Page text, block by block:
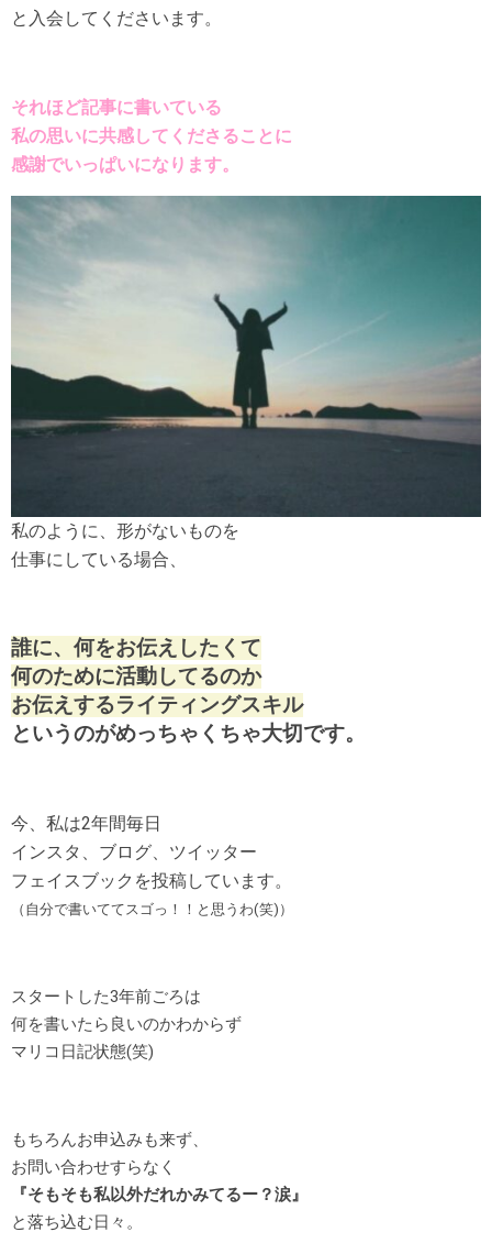
と入会してくださいます。
それほど記事に書いている
私の思いに共感してくださることに
感謝でいっぱいになります。
私のように、形がないものを
仕事にしている場合、
誰に、何をお伝えしたくて
何のために活動してるのか
お伝えするライティングスキル
というのがめっちゃくちゃ大切です。
今、私は2年間毎日
インスタ、ブログ、ツイッター
フェイスブックを投稿しています。
（自分で書いててスゴっ！！と思うわ(笑)）
スタートした3年前ごろは
何を書いたら良いのかわからず
マリコ日記状態(笑)
もちろんお申込みも来ず、
お問い合わせすらなく
『そもそも私以外だれかみてるー？涙』
と落ち込む日々。